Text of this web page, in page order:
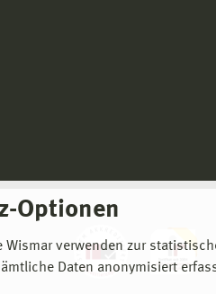
Optionen
Wismar verwenden zur
Daten anonymisiert